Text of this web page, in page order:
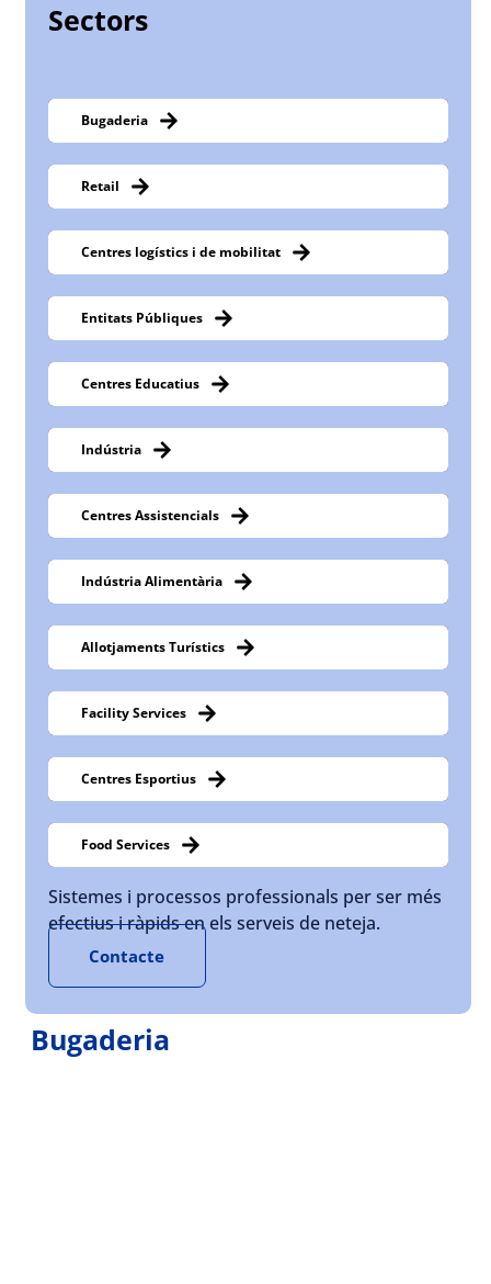
Sectors
Bugaderia
Retail
Centres logístics i de mobilitat
Entitats Públiques
Centres Educatius
Indústria
Centres Assistencials
Indústria Alimentària
Allotjaments Turístics
Facility Services
Centres Esportius
Food Services
Sistemes i processos professionals per ser més
efectius i ràpids en els serveis de neteja.
Contacte
Bugaderia